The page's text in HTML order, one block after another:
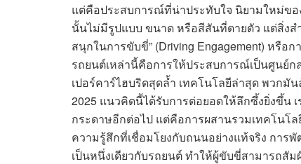
แต่คือประสบการณ์ที่น่าประทับใจ นิยามใหม่ขอ
นั้นไม่มีรูปแบบ ขนาด หรือสีสันที่ตายตัว แต่สิ่ง
สนุกในการขับขี่” (Driving Engagement) หรื
รถยนต์เหล่านี้คือการให้ประสบการณ์เป็นศูนย์ก
เปอร์คาร์ไฮบริดสุดล้ำ เทคโนโลยีล่าสุด พวก
2025 แนวคิดนี้ได้รับการต่อยอดให้ลึกซึ้งยิ่งขึ้น
กระดาษอีกต่อไป แต่คือการผสานรวมเทคโนโ
ความรู้สึกที่เชื่อมโยงกับถนนอย่างแท้จริง การ
เป็นหนึ่งเดียวกับรถยนต์ ทำให้ผู้ขับขี่สามารถสั